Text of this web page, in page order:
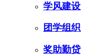
学风建设
团学组织
奖助勤贷